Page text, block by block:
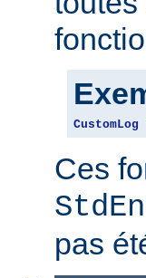
CustomLog
Ces
pas